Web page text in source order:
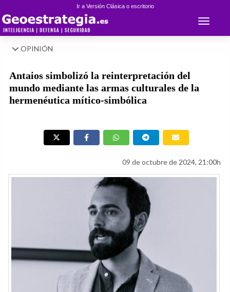
Ir a Versión Clásica o escritorio
Toggle
OPINIÓN
Antaios simbolizó la reinterpretación del
mundo mediante las armas culturales de la
hermenéutica mítico-simbólica
09 de octubre de 2024, 21:00h